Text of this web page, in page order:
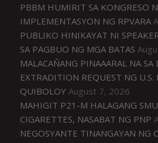
PBBM HUMIRIT SA KONGRESO
IMPLEMENTASYON NG RPVARA
PUBLIKO HINIKAYAT NI
SA PAGBUO NG MGA BATAS
MALACAÑANG PINAAARAL NA SA
EXTRADITION REQUEST NG U.S.
QUIBOLOY August 7, 2026
MAHIGIT P21-M HALAGANG
CIGARETTES, NASABAT NG PNP
NEGOSYANTE TINANGAYAN NG